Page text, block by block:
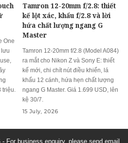
One
lưu
triệu.
Tamron 12-20mm f/2.8: thiết
kế lột xác, khẩu f/2.8 và lời
hứa chất lượng ngang G
Master
Tamron 12-20mm f/2.8 (Model A084)
ra mắt cho Nikon Z và Sony E: thiết
kế mới, chi chít nút điều khiển, lá
khẩu 12 cánh, hứa hẹn chất lượng
ngang G Master. Giá 1.699 USD, lên
kệ 30/7.
15 July, 2026
- For business enquiry, please send email